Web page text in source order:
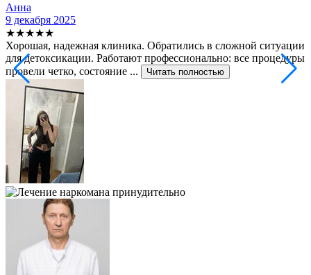
Анна
9 декабря 2025
★★★★★
Хорошая, надежная клиника. Обратились в сложной ситуации
для детоксикации. Работают профессионально: все процедуры
провели четко, состояние ...
Читать полностью